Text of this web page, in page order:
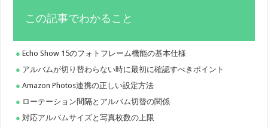
この記事でわかること
Echo Show 15のフォトフレーム機能の基本仕様
アルバムが切り替わらない時に最初に確認すべきポイント
Amazon Photos連携の正しい設定方法
ローテーション間隔とアルバム切替の関係
対応アルバムサイズと写真枚数の上限